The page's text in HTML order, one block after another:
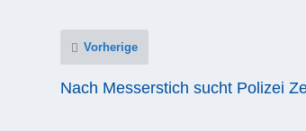
Vorherige
Nach Messerstich sucht Polizei